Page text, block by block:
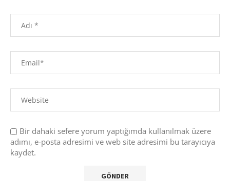
Bir dahaki sefere yorum yaptığımda kullanılmak üzere
adımı, e-posta adresimi ve web site adresimi bu tarayıcıya
kaydet.